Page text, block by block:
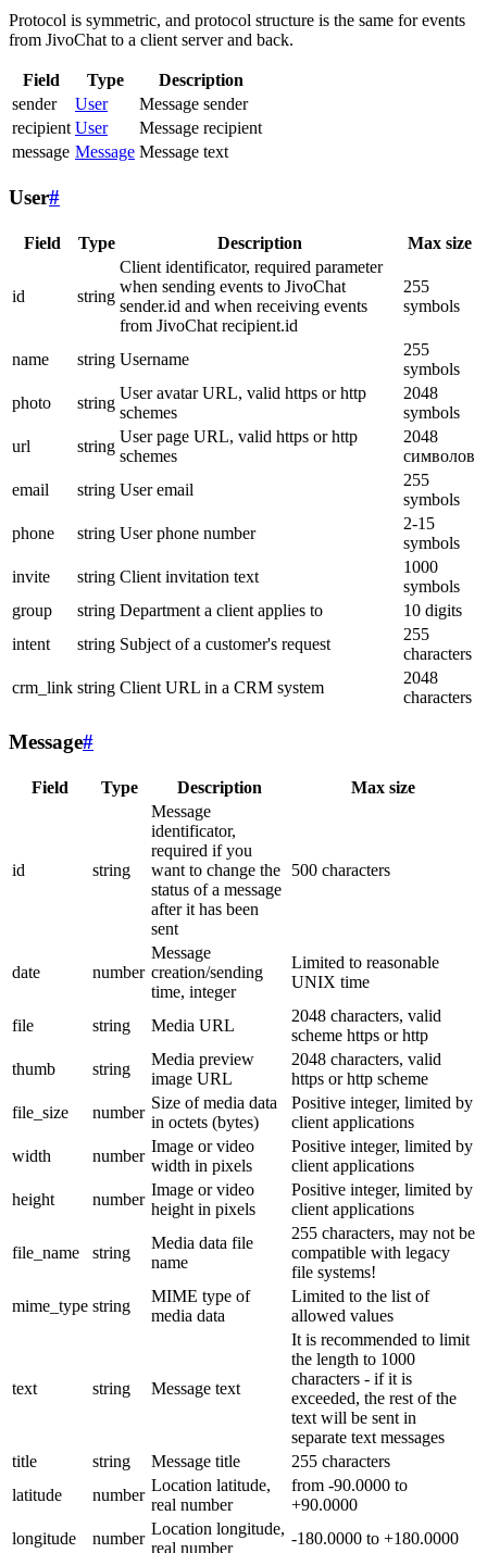
Protocol is symmetric, and protocol structure is the same for events
from JivoChat to a client server and back.
Field Type
Description
sender
User
Message sender
recipient User
Message recipient
message Message Message text
User#
Field Type Description Max size
id string
Client identificator, required parameter
when sending events to JivoChat
sender.id and when receiving events
from JivoChat recipient.id
255
symbols
name string Username
255
symbols
photo
string
User avatar URL, valid https or http
schemes
2048
symbols
url
string
User page URL, valid https or http
schemes
2048
символов
email
string User email
255
symbols
phone
string User phone number
2-15
symbols
invite
string Client invitation text
1000
symbols
group
string Department a client applies to
10 digits
intent
string Subject of a customer's request
255
characters
crm_link string Client URL in a CRM system
2048
characters
Message#
Field Type Description Max size
id string
Message
identificator,
required if you
want to change the
status of a message
after it has been
sent
500 characters
date number
Message
creation/sending
time, integer
Limited to reasonable
UNIX time
file string Media URL
2048 characters, valid
scheme https or http
thumb
string
Media preview
image URL
2048 characters, valid
https or http scheme
file_size
number
Size of media data
in octets (bytes)
Positive integer, limited by
client applications
width
number
Image or video
width in pixels
Positive integer, limited by
client applications
height
number
Image or video
height in pixels
Positive integer, limited by
client applications
file_name string
Media data file
name
255 characters, may not be
compatible with legacy
file systems!
mime_type string
MIME type of
media data
Limited to the list of
allowed values
text string Message text
It is recommended to limit
the length to 1000
characters - if it is
exceeded, the rest of the
text will be sent in
separate text messages
title
string Message title
255 characters
latitude
number
Location latitude,
real number
from -90.0000 to
+90.0000
longitude
number
Location longitude,
real number
-180.0000 to +180.0000